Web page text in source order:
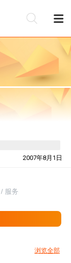
2007年8月1日
服务
浏览全部